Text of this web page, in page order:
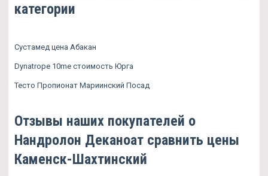
категории
Сустамед цена Абакан
Dynatrope 10me стоимость Юрга
Тесто Пропионат Мариинский Посад
Отзывы наших покупателей о
Нандролон Деканоат сравнить цены
Каменск-Шахтинский